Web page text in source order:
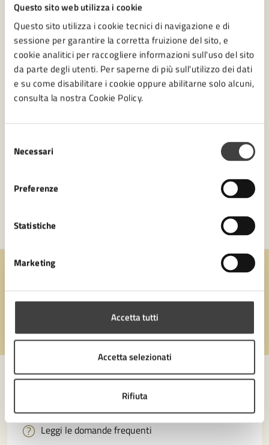
Questo sito web utilizza i cookie
Questo sito utilizza i cookie tecnici di navigazione e di
sessione per garantire la corretta fruizione del sito, e
cookie analitici per raccogliere informazioni sull'uso del sito
da parte degli utenti. Per saperne di più sull'utilizzo dei dati
e su come disabilitare i cookie oppure abilitarne solo alcuni,
consulta la nostra Cookie Policy.
delNecessari
Preferenze
Statistiche
Marketing
Accetta tutti
Accetta selezionati
Rifiuta
Servizio Patrimonio, Espropri
Valuta 5 stelle su 5
Valuta 4 stelle su 5
Valuta 3 stelle su 5
Valuta 2 stelle su 5
Valuta 1 stelle su 5
Leggi le domande frequenti